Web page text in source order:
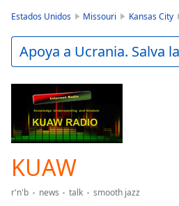
Play
Video
Backward
Skip
Forward
Mute
Current
Time0:00
Estados Unidos Missouri Kansas City
Apoya a Ucrania. Salva
KUAW
r'n'b news talk
smooth jazz